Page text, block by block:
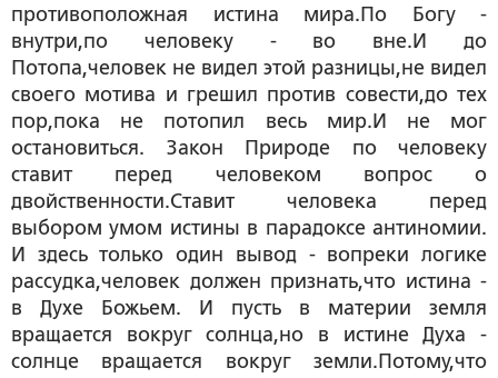
противоположная истина мира.По Богу -
внутри,по человеку - во вне.И до
Потопа,человек не видел этой разницы,не видел
своего мотива и грешил против совести,до тех
пор,пока не потопил весь мир.И не мог
остановиться. Закон Природе по человеку
ставит перед человеком вопрос о
двойственности.Ставит человека перед
выбором умом истины в парадоксе антиномии.
И здесь только один вывод - вопреки логике
рассудка,человек должен признать,что истина -
в Духе Божьем. И пусть в материи земля
вращается вокруг солнца,но в истине Духа -
солнце вращается вокруг земли.Потому,что